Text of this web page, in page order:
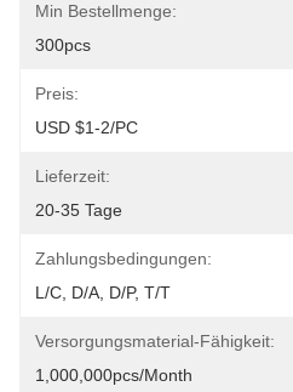
Min Bestellmenge:
300pcs
Preis:
USD $1-2/PC
Lieferzeit:
20-35 Tage
Zahlungsbedingungen:
L/C, D/A, D/P, T/T
Versorgungsmaterial-Fähigkeit:
1,000,000pcs/month